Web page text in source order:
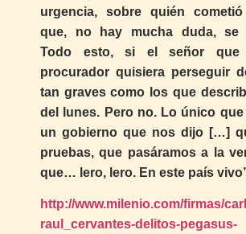
urgencia, sobre quién
que, no hay mucha duda, se
Todo esto, si el señor que
procurador quisiera perseguir
tan graves como los que
del lunes. Pero no. Lo único
un gobierno que nos dijo […]
pruebas, que pasáramos a la
que… lero, lero. En este país
http://www.milenio.com/firmas/
raul_cervantes-delitos-pegasus-